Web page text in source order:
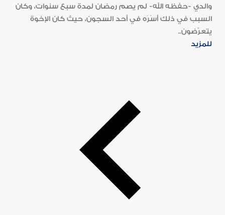
والدي -حفظه الله- لم يصم رمضان لمدة سبع سنوات، وكان
السبب في ذلك أَسْرَه في أحد السجون، حيث كان الإخوة
يتعرّضون..
للمزيد